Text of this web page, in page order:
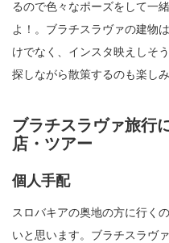
るので色々なポーズをして一
よ！。ブラチスラヴァの建物
けでなく、インスタ映えしそ
探しながら散策するのも楽し
ブラチスラヴァ旅行
店・ツアー
個人手配
スロバキアの奥地の方に行く
いと思います。ブラチスラヴ